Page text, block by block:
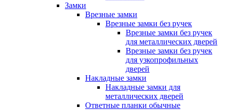
Замки
Врезные замки
Врезные замки без ручек
Врезные замки без ручек
для металлических дверей
Врезные замки без ручек
для узкопрофильных
дверей
Накладные замки
Накладные замки для
металлических дверей
Ответные планки обычные